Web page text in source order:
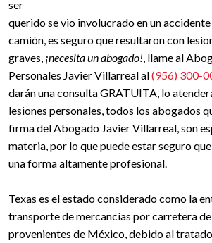
ser
querido se vio involucrado en un
camión, es seguro que resultaron con
graves, ¡necesita un abogado!, llame al
Personales Javier Villarreal al(956) 300-
darán una consulta GRATUITA, lo
lesiones personales, todos los abogados
firma del Abogado Javier Villarreal, son
materia, por lo que puede estar seguro
una forma altamente profesional.
Texas es el estado considerado como la
transporte de mercancías por carretera
provenientes de México, debido al